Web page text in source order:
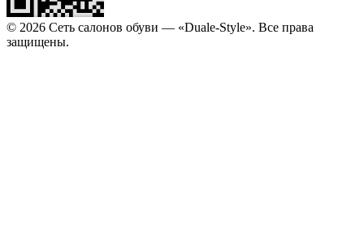
© 2026 Сеть салонов обуви — «Duale-Style». Все права
защищены.